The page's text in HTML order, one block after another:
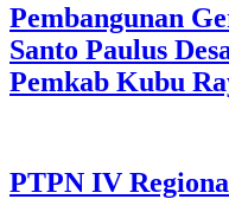
Pembangunan
Santo Paulus
Pemkab Kubu
PTPN IV